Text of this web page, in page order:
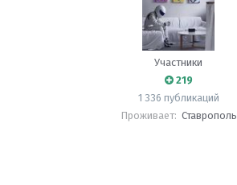
Участники
219
1 336 публикаций
Проживает: Ставрополь